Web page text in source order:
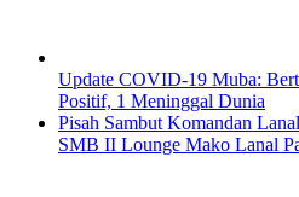
Update COVID-19 Muba:
Positif, 1 Meninggal Dunia
Pisah Sambut Komandan
SMB II Lounge Mako Lanal